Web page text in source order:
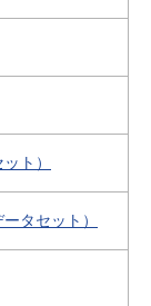
ト）
タセット）